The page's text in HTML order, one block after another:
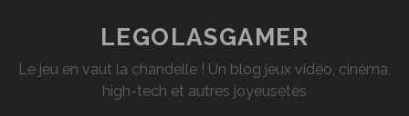
FIGHTER
IV
LEGOLASGAMER
Le jeu en vaut la chandelle ! Un blog jeux vidéo, cinéma,
high-tech et autres joyeusetés